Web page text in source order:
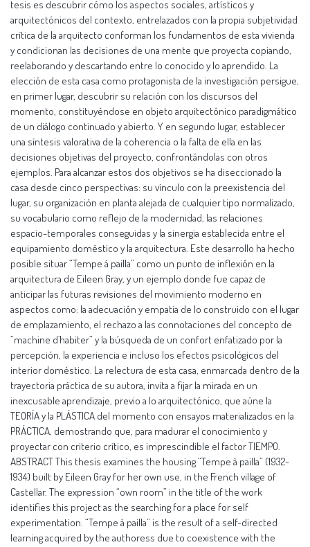
tesis es descubrir cómo los aspectos sociales, artísticos y
arquitectónicos del contexto, entrelazados con la propia subjetividad
crítica de la arquitecto conforman los fundamentos de esta vivienda
y condicionan las decisiones de una mente que proyecta copiando,
reelaborando y descartando entre lo conocido y lo aprendido. La
elección de esta casa como protagonista de la investigación persigue,
en primer lugar, descubrir su relación con los discursos del
momento, constituyéndose en objeto arquitectónico paradigmático
de un diálogo continuado y abierto. Y en segundo lugar, establecer
una síntesis valorativa de la coherencia o la falta de ella en las
decisiones objetivas del proyecto, confrontándolas con otros
ejemplos. Para alcanzar estos dos objetivos se ha diseccionado la
casa desde cinco perspectivas: su vínculo con la preexistencia del
lugar, su organización en planta alejada de cualquier tipo normalizado,
su vocabulario como reflejo de la modernidad, las relaciones
espacio-temporales conseguidas y la sinergia establecida entre el
equipamiento doméstico y la arquitectura. Este desarrollo ha hecho
posible situar “Tempe á pailla” como un punto de inflexión en la
arquitectura de Eileen Gray, y un ejemplo donde fue capaz de
anticipar las futuras revisiones del movimiento moderno en
aspectos como: la adecuación y empatía de lo construido con el lugar
de emplazamiento, el rechazo a las connotaciones del concepto de
“machine d’habiter” y la búsqueda de un confort enfatizado por la
percepción, la experiencia e incluso los efectos psicológicos del
interior doméstico. La relectura de esta casa, enmarcada dentro de la
trayectoria práctica de su autora, invita a fijar la mirada en un
inexcusable aprendizaje, previo a lo arquitectónico, que aúne la
TEORÍA y la PLÁSTICA del momento con ensayos materializados en la
PRÁCTICA, demostrando que, para madurar el conocimiento y
proyectar con criterio crítico, es imprescindible el factor TIEMPO.
ABSTRACT This thesis examines the housing “Tempe à pailla” (1932-
1934) built by Eileen Gray for her own use, in the French village of
Castellar. The expression “own room” in the title of the work
identifies this project as the searching for a place for self
experimentation. “Tempe à pailla” is the result of a self-directed
learning acquired by the authoress due to coexistence with the